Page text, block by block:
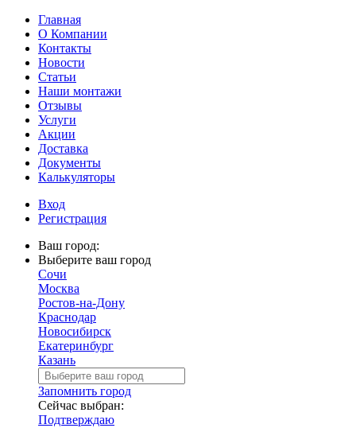
Главная
О Компании
Контакты
Новости
Статьи
Наши монтажи
Отзывы
Услуги
Акции
Доставка
Документы
Калькуляторы
Вход
Регистрация
Ваш город:
Выберите ваш город
Сочи
Москва
Ростов-на-Дону
Краснодар
Новосибирск
Екатеринбург
Казань
Запомнить город
Сейчас выбран:
Подтверждаю